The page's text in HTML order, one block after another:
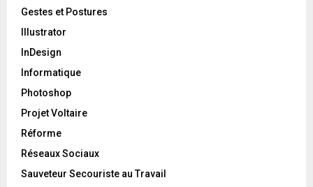
Gestes et Postures
Illustrator
InDesign
Informatique
Photoshop
Projet Voltaire
Réforme
Réseaux Sociaux
Sauveteur Secouriste au Travail